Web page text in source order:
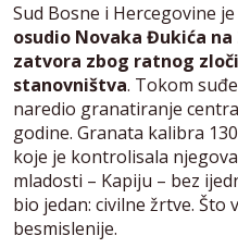
Sud Bosne i Hercegovine
osudio Novaka Đukića na
zatvora zbog ratnog
stanovništva. Tokom
naredio granatiranje
godine. Granata kalibra
koje je kontrolisala
mladosti – Kapiju – bez
bio jedan: civilne žrtve.
besmislenije.